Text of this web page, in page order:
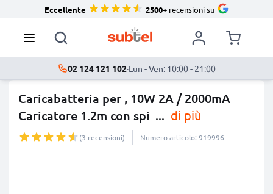
Eccellente 2500+recensioni su
02 124 121 102·Lun - Ven: 10:00 - 21:00
Caricabatteria per , 10W 2A / 2000mA
Caricatore 1.2m con spi ... di più
(3 recensioni) Numero articolo: 919996